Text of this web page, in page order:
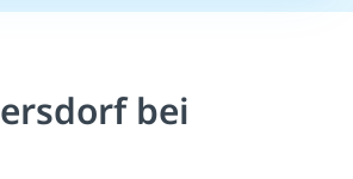
bei